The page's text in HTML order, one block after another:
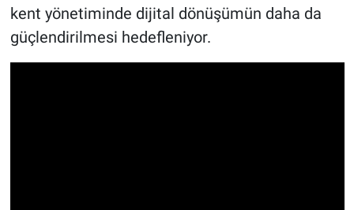
kent yönetiminde dijital dönüşümün daha da
güçlendirilmesi hedefleniyor.